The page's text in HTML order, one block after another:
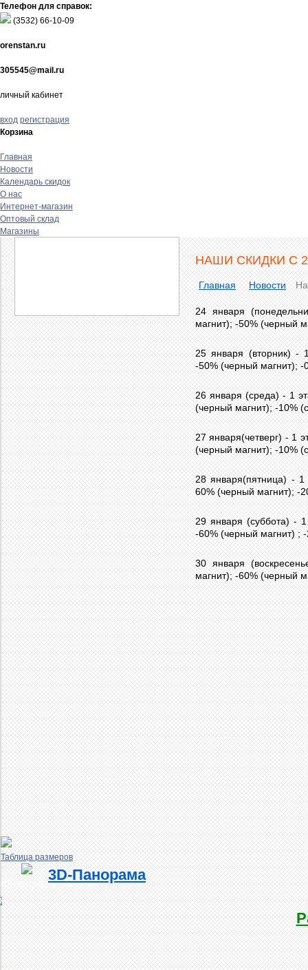
Телефон для справок:
(3532) 66-10-09
orenstan.ru
305545@mail.ru
личный кабинет
вход регистрация
Корзина
Главная
Новости
Календарь скидок
О нас
Интернет-магазин
Оптовый склад
Магазины
НАШИ СКИДКИ С
Главная Новости
24 января
магнит); -50% (черный
25 января (вторник) -
-50% (черный магнит); -
26 января (среда) - 1
(черный магнит); -10%
27 января(четверг) - 1
(черный магнит); -10%
28 января(пятница) -
60% (черный магнит); -
29 января (суббота) -
-60% (черный магнит) ;
30 января
магнит); -60% (черный
3D-Панорама
Таблица размеров
Календарь скидок